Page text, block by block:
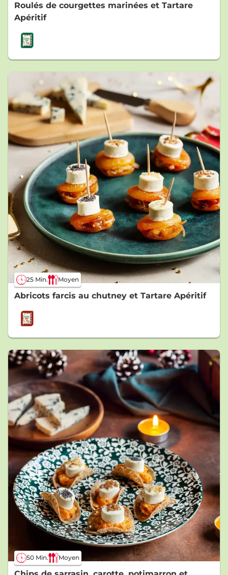
Roulés de courgettes marinées et Tartare
Apéritif
25 Min. Moyen
Abricots farcis au chutney et Tartare Apéritif
50 Min. Moyen